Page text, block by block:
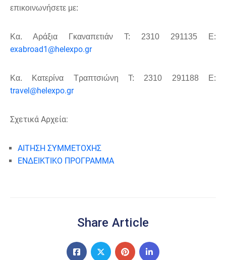
επικοινωνήσετε με:
Κα. Αράξια Γκαναπετιάν Τ: 2310 291135 Ε:
exabroad1@helexpo.gr
Kα. Κατερίνα Τραπτσιώνη Τ: 2310 291188 Ε:
travel@helexpo.gr
Σχετικά Αρχεία:
ΑΙΤΗΣΗ ΣΥΜΜΕΤΟΧΗΣ
ΕΝΔΕΙΚΤΙΚΟ ΠΡΟΓΡΑΜΜΑ
Share Article